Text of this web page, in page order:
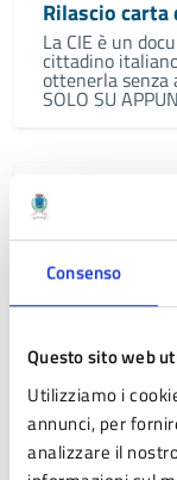
Consenso
Questo sito web
Utilizziamo i
annunci, per
analizzare il
Rilascio
La CIE è un
cittadino
ottenerla senza
SOLO SU
ANAGRAFE E
Certificazioni
L’Anagrafe
banca dati
ANAGRAFE E
Convivenze